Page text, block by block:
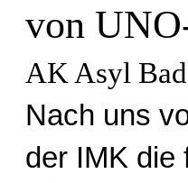
von
AK Asyl
Nach uns
der IMK die